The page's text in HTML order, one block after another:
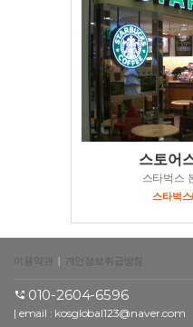
스토어
스타벅스
스타벅
이용약관 | 개인정보취급방침
010-2604-6596
| email : kosglobal123@naver.com